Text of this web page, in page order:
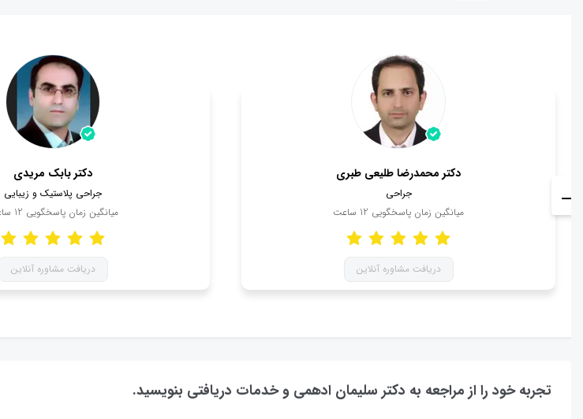
دکتر بابک مریدی
جراحی پلاستیک و زیبایی
میانگین زمان پاسخگویی 12
دریافت مشاوره آنلاین
دکتر محمدرضا طلیعی طبری
جراحی
میانگین زمان پاسخگویی 12 ساعت
دریافت مشاوره آنلاین
تجربه خود را از مراجعه به دکتر سلیمان ادهمی و خدمات دریافتی بنویسید.